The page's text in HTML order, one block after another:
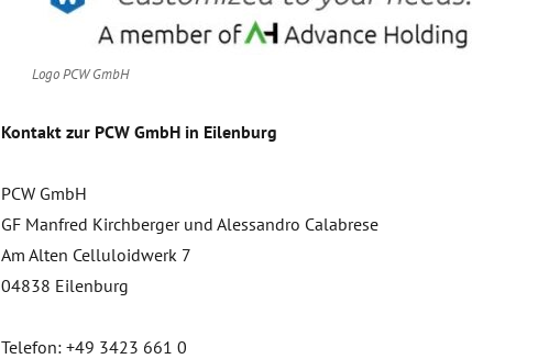
Logo PCW GmbH
Kontakt zur PCW GmbH in Eilenburg
PCW GmbH
GF Manfred Kirchberger und Alessandro Calabrese
Am Alten Celluloidwerk 7
04838 Eilenburg
Telefon: +49 3423 661 0